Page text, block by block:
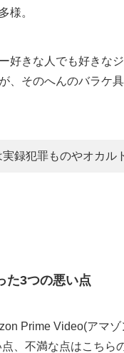
様。
好きな人でも好きな
、そのへんのバラケ
録犯罪ものやオカル
た3つの悪い点
Prime Video(アマ
、不満な点はこちら